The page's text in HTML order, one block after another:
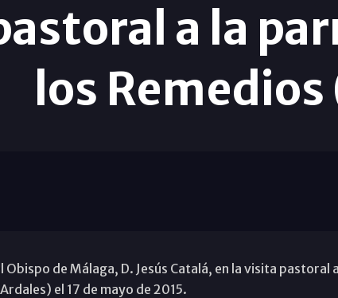
a la
los
de Málaga, D. Jesús Catalá, en la visita pastoral
el 17 de mayo de 2015.